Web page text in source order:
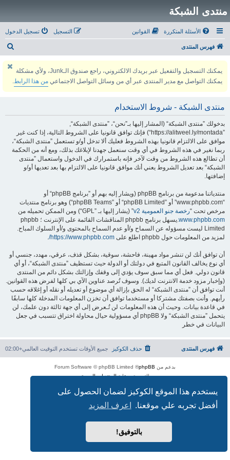
يستخدم هذا الموقع الكوكيز لضمان الحصول على
أفضل تجربه علي موقعنا.
اعرف المزيد
بالتوفيق!
منتدى الشبكة
الأسئلة المتكررة القوانين تسجيل الدخول التسجيل
فهرس المنتدى
يمكنك التسجيل والتفعيل عبر بريدك الالكتروني، راجع صندوق الـJunk، ولأي مشكلة
يمكنك التواصل مع مدير المنتدى عبر أي من وسائل التواصل الاجتماعي من هذا الرابط.
منتدى الشبكة - شروط الاستخدام
بدخولك ”منتدى الشبكة“ (المشار إليها بـ”نحن“، ”منتدى الشبكة“,
”https://alitweel.ly/montada“) فإنك توافق قانونيا على الشروط التالية، إذا كنت غير
موافق على الالتزام قانونيا بهذه الشروط فعليك ألا تدخل أو/و تستعمل ”منتدى الشبكة“،
ربما نغير في هذه الشروط في أي وقت سنعمل جهدنا لإبلاغك بذلك، ومع أنه من الحكمة
أن تطالع هذه الشروط من وقت لآخر فإنه باستمرارك في الدخول واستعمال ”منتدى
الشبكة“ بعد تعديل الشروط يعني أنك موافق قانونيا على الالتزام بها بعد تعديها أو/و
إضافتها.
منتدياتنا مدعومة من برنامج phpBB (ويشار إليه بهم أو ”برنامج phpBB“ أو
“www.phpbb.com” أو ”phpBB Limited“ أو ”phpBB Teams“) وهو برنامج منتديات
مرخص تحت “رخصة جنو العمومية v2
” (يشار إليها بـ ”GPL“) ومن الممكن تحميله من
www.phpbb.com
.يسهل برنامج phpbb المناقشات القائمة على الإنترنت ؛ phpbb
Limited ليست مسؤوله عن السماح و/أو عدم السماح بالمحتوى و/أو السلوك المباح.
لمزيد من المعلومات حول phpbb اطلع على
https://www.phpbb.com/
.
أن توافق أنك لن تنشر مواد مهينة، فاحشة، سوقية، بشكل قذف، عرقي، مهدد، جنسي أو
أي نوع يخالف القانون المتبع في دولتك أو الدولة حيث تستظيف ”منتدى الشبكة“، أو أي
قانون دولي. فعل أي مما سبق سوف يؤدي إلى وقفك وإزالتك بشكل دائم من المنتدى
(وإخبار مزود خدمة الانترنت لديك). وسوف تُرصد عناوين الآي بي كلها لفرض هذه القوانين.
أنت توافق أن ”منتدى الشبكة“ له الحق بإزالة أي موضوع أو تعديله أو نقله أو إغلاقه حسب
رأيهم. وأنت بصفتك مشتركا أو مستخدما توافق أن تخزن المعلومات المدخلة كلها سابقًا
في قاعدة بيانات. وحيث أن هذه المعلومات لن تُـعرض إلى أي جهة ثالثة دون علمك، لن
يتحمل ”منتدى الشبكة“ ولا phpBB أي مسؤولية حيال محاولة اختراق تتسبب في جعل
البيانات في خطر
فهرس المنتدى جميع الأوقات تستخدم التوقيت العالمي+02:00 حذف الكوكيز
بدعم من phpBB
® Forum Software © phpBB Limited
الترجمة برعايةالمنتديات العربية